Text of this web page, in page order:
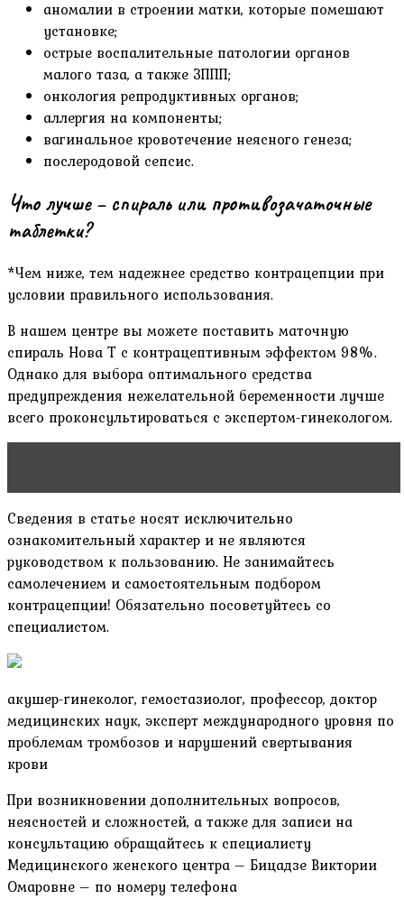
аномалии в строении матки, которые помешают
установке;
острые воспалительные патологии органов
малого таза, а также ЗППП;
онкология репродуктивных органов;
аллергия на компоненты;
вагинальное кровотечение неясного генеза;
послеродовой сепсис.
Что лучше – спираль или противозачаточные
таблетки?
*Чем ниже, тем надежнее средство контрацепции при
условии правильного использования.
В нашем центре вы можете поставить маточную
спираль Нова Т с контрацептивным эффектом 98%.
Однако для выбора оптимального средства
предупреждения нежелательной беременности лучше
всего проконсультироваться с экспертом-гинекологом.
Сведения в статье носят исключительно
ознакомительный характер и не являются
руководством к пользованию. Не занимайтесь
самолечением и самостоятельным подбором
контрацепции! Обязательно посоветуйтесь со
специалистом.
акушер-гинеколог, гемостазиолог, профессор, доктор
медицинских наук, эксперт международного уровня по
проблемам тромбозов и нарушений свертывания
крови
При возникновении дополнительных вопросов,
неясностей и сложностей, а также для записи на
консультацию обращайтесь к специалисту
Медицинского женского центра – Бицадзе Виктории
Омаровне – по номеру телефона